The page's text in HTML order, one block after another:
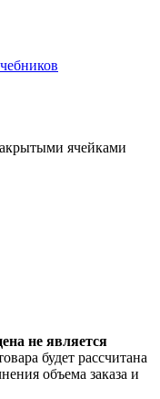
ячейками
не является
будет рассчитана
объема заказа и